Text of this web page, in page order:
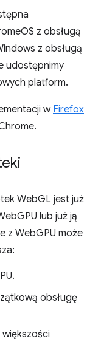
z obsługą
z obsługą
udostępnimy
platform.
w Firefox
WebGL jest już
lub już ją
z WebGPU może
obsługę